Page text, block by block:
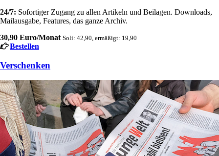
24/7: Sofortiger Zugang zu allen Artikeln und Beilagen. Downloads,
Mailausgabe, Features, das ganze Archiv.
30,90 Euro/Monat Soli: 42,90, ermäßigt: 19,90
Bestellen
Verschenken